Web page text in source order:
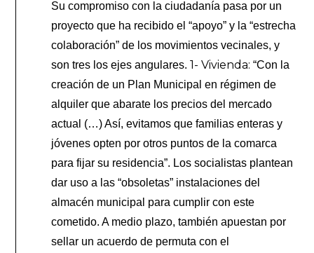
Su compromiso con la ciudadanía pasa por un
proyecto que ha recibido el “apoyo” y la “estrecha
colaboración” de los movimientos vecinales, y
son tres los ejes angulares.1- Vivienda: “Con la
creación de un Plan Municipal en régimen de
alquiler que abarate los precios del mercado
actual (…) Así, evitamos que familias enteras y
jóvenes opten por otros puntos de la comarca
para fijar su residencia”. Los socialistas plantean
dar uso a las “obsoletas” instalaciones del
almacén municipal para cumplir con este
cometido. A medio plazo, también apuestan por
sellar un acuerdo de permuta con el